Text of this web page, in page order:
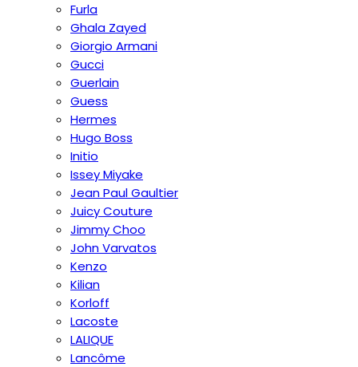
Furla
Ghala Zayed
Giorgio Armani
Gucci
Guerlain
Guess
Hermes
Hugo Boss
Initio
Issey Miyake
Jean Paul Gaultier
Juicy Couture
Jimmy Choo
John Varvatos
Kenzo
Kilian
Korloff
Lacoste
LALIQUE
Lancôme